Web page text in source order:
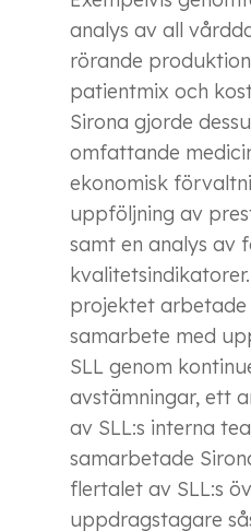
analys av all
rörande
patientmix och
Sirona gjorde
omfattande
ekonomisk
uppföljning av
samt en analys av
projektet arbetade
samarbete med
SLL genom
avstämningar, ett
av SLL:s interna
samarbetade
flertalet av SLL:s
uppdragstagare